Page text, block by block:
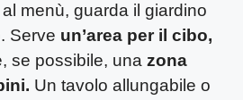
menù, guarda il giardino
Serve un’area per il cibo,
se possibile, una zona
Un tavolo allungabile o